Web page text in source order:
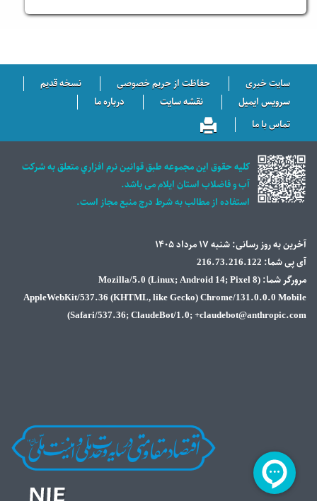
سایت خبری حفاظت از حریم خصوصی
نسخه قدیم
سرویس ایمیل
نقشه سایت
درباره ما
تماس با ما
كليه حقوق اين مجموعه طبق قوانين نرم افزاري متعلق به شركت
آب و فاضلاب استان ايلام می باشد.
استفاده از مطالب به شرط درج منبع مجاز است.
آخرین به روز رسانی: شنبه ۱۷ مرداد ۱۴۰۵
آی پی شما: 216.73.216.122
مرورگر شما: Mozilla/5.0 (Linux; Android 14; Pixel 8)
AppleWebKit/537.36 (KHTML, like Gecko) Chrome/131.0.0.0 Mobile
Safari/537.36; ClaudeBot/1.0; +claudebot@anthropic.com)